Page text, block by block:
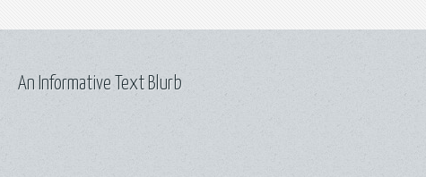
An Informative Text Blurb